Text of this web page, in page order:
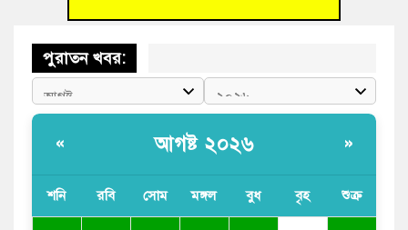
পুরাতন খবর:
« আগষ্ট ২০২৬ »
শনি রবি সোম মঙ্গল বুধ বৃহ শুক্র